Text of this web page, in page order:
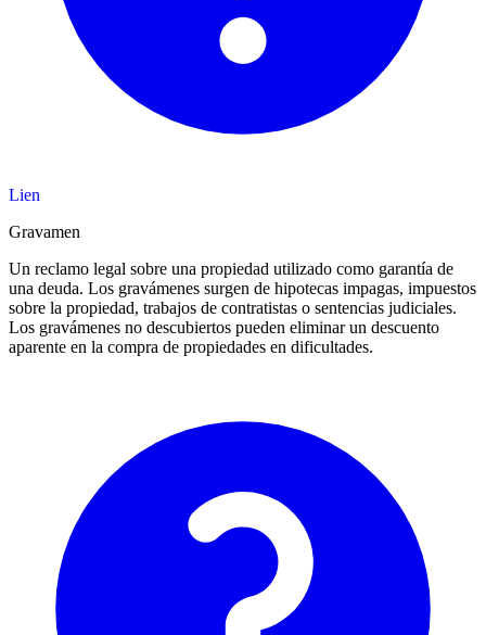
Lien
Gravamen
Un reclamo legal sobre una propiedad utilizado como garantía de
una deuda. Los gravámenes surgen de hipotecas impagas, impuestos
sobre la propiedad, trabajos de contratistas o sentencias judiciales.
Los gravámenes no descubiertos pueden eliminar un descuento
aparente en la compra de propiedades en dificultades.